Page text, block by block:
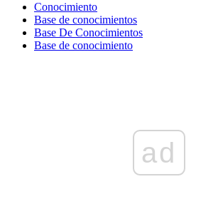
Conocimiento
Base de conocimientos
Base De Conocimientos
Base de conocimiento
ad